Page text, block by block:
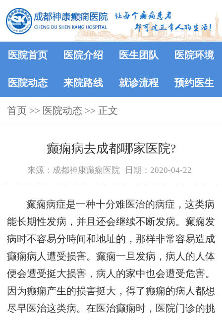
医院首页 医院介绍 医生团队 医院环境
医院动态 来院路线 就诊流程 预约医生
首页 >> 医院动态 >> 正文
癫痫病去成都哪家医院?
来源：成都神康癫痫医院 日期：2020-04-22
癫痫病症是一种十分难医治的病症，这类病
能长期性发病，并且还会继续不断发病。癫痫发
病时不容易分時间和地址的，那样非常容易造成
癫痫病人遭受损害。癫痫一旦发病，病人的人体
便会遭受挺大损害，病人的家中也会遭受危害。
因为癫痫产生的损害挺大，得了癫痫的病人都想
尽早医治这类病。在医治癫痫时，医院门诊的挑